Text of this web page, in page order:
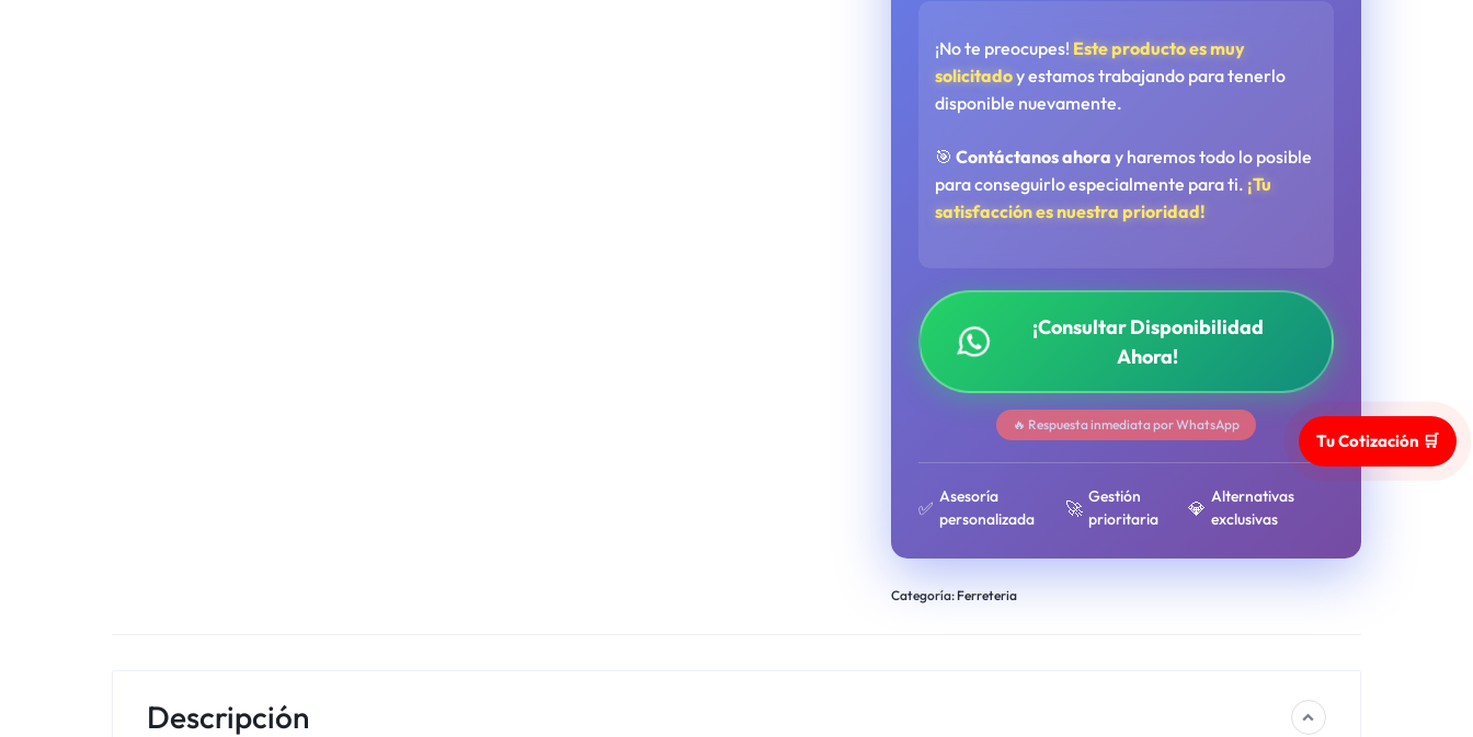
¡No te preocupes! Este producto es muy
solicitadoy estamos trabajando para tenerlo
disponible nuevamente.
🎯Contáctanos ahora y haremos todo lo posible
para conseguirlo especialmente para ti. ¡Tu
satisfacción es nuestra prioridad!
¡Consultar Disponibilidad
Ahora!
🔥 Respuesta inmediata por WhatsApp
✅
Asesoría
personalizada
🚀
Gestión
prioritaria
💎
Alternativas
exclusivas
Categoría: Ferreteria
Descripción
Tu Cotización 🛒